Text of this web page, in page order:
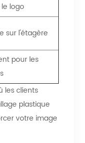
logo
sur l'étagère
pour les
les clients
plastique
votre image